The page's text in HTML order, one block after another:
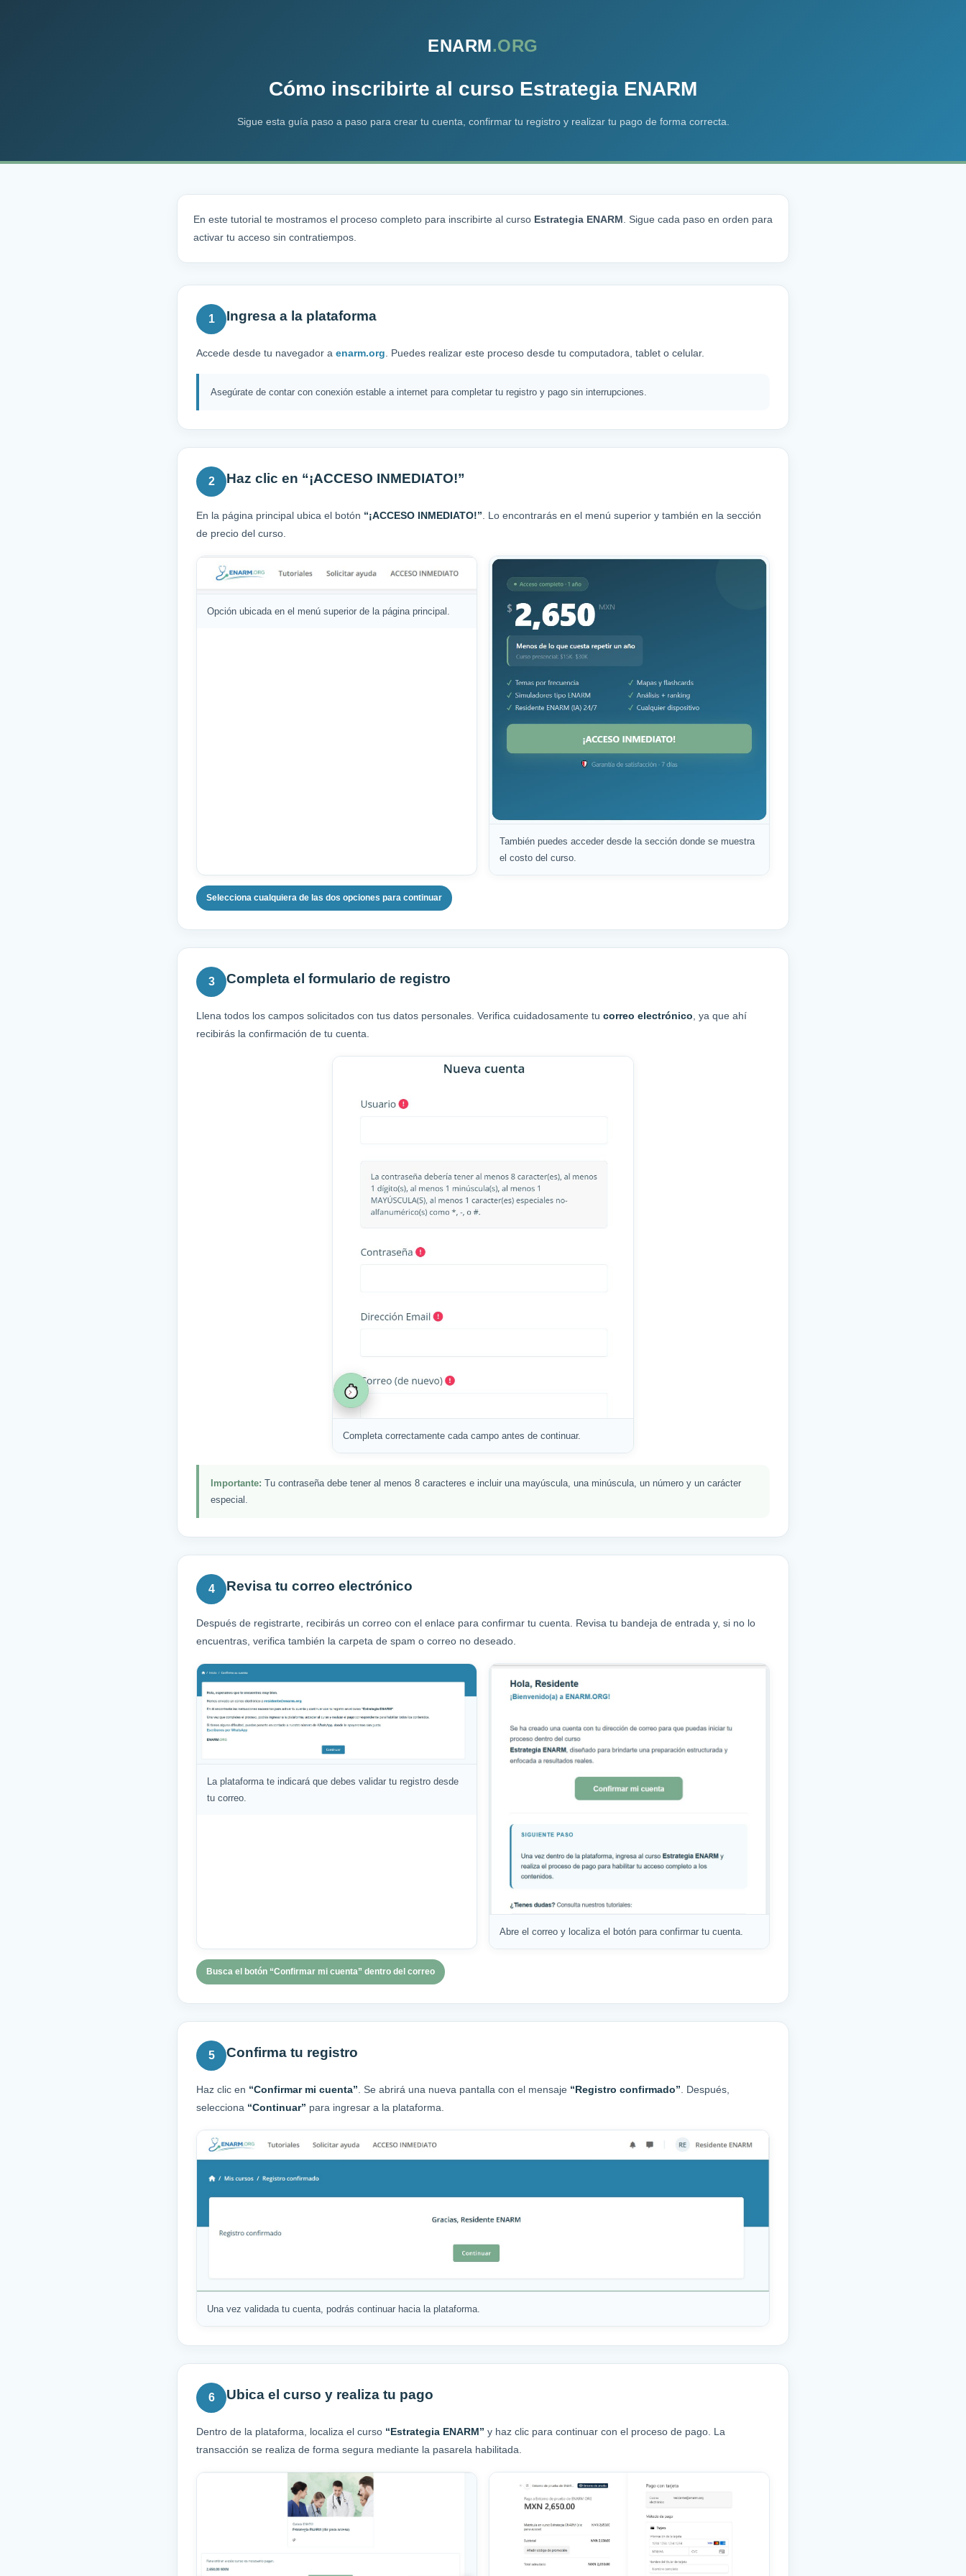
ENARM.ORG
Cómo inscribirte al curso Estrategia ENARM
Sigue esta guía paso a paso para crear tu cuenta, confirmar tu registro y realizar tu pago de forma correcta.
En este tutorial te mostramos el proceso completo para inscribirte al curso Estrategia ENARM . Sigue cada paso en orden para
activar tu acceso sin contratiempos.
1 Ingresa a la plataforma
Accede desde tu navegador a enarm.org . Puedes realizar este proceso desde tu computadora, tablet o celular.
Asegúrate de contar con conexión estable a internet para completar tu registro y pago sin interrupciones.
2 Haz clic en “¡ACCESO INMEDIATO!”
En la página principal ubica el botón “¡ACCESO INMEDIATO!” . Lo encontrarás en el menú superior y también en la sección
de precio del curso.
Opción ubicada en el menú superior de la página principal.
También puedes acceder desde la sección donde se muestra
el costo del curso.
Selecciona cualquiera de las dos opciones para continuar
3 Completa el formulario de registro
Llena todos los campos solicitados con tus datos personales. Verifica cuidadosamente tu correo electrónico , ya que ahí
recibirás la confirmación de tu cuenta.
Completa correctamente cada campo antes de continuar.
Importante: Tu contraseña debe tener al menos 8 caracteres e incluir una mayúscula, una minúscula, un número y un carácter
especial.
4 Revisa tu correo electrónico
Después de registrarte, recibirás un correo con el enlace para confirmar tu cuenta. Revisa tu bandeja de entrada y, si no lo
encuentras, verifica también la carpeta de spam o correo no deseado.
La plataforma te indicará que debes validar tu registro desde
tu correo.
Abre el correo y localiza el botón para confirmar tu cuenta.
Busca el botón “Confirmar mi cuenta” dentro del correo
5 Confirma tu registro
Haz clic en “Confirmar mi cuenta” . Se abrirá una nueva pantalla con el mensaje “Registro confirmado” . Después,
selecciona “Continuar” para ingresar a la plataforma.
Una vez validada tu cuenta, podrás continuar hacia la plataforma.
6 Ubica el curso y realiza tu pago
Dentro de la plataforma, localiza el curso “Estrategia ENARM” y haz clic para continuar con el proceso de pago. La
transacción se realiza de forma segura mediante la pasarela habilitada.